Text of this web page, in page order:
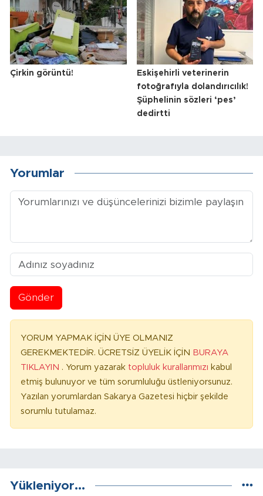
Çirkin görüntü!
Eskişehirli veterinerin
fotoğrafıyla dolandırıcılık!
Şüphelinin sözleri ‘pes’
dedirtti
Yorumlar
Gönder
YORUM YAPMAK İÇİN ÜYE OLMANIZ
GEREKMEKTEDİR. ÜCRETSİZ ÜYELİK İÇİN BURAYA
TIKLAYIN . Yorum yazarak topluluk kurallarımızı kabul
etmiş bulunuyor ve tüm sorumluluğu üstleniyorsunuz.
Yazılan yorumlardan Sakarya Gazetesi hiçbir şekilde
sorumlu tutulamaz.
Yükleniyor...